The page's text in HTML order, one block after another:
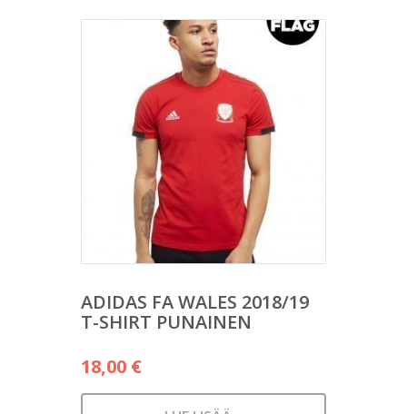
ADIDAS FA WALES 2018/19
T-SHIRT PUNAINEN
18,00 €